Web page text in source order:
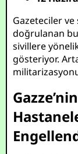
Gazeteciler ve
doğrulanan
sivillere
gösteriyor.